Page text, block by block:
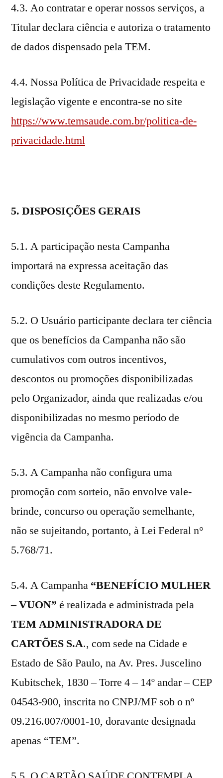
4.3. Ao contratar e operar nossos serviços, a
Titular declara ciência e autoriza o tratamento
de dados dispensado pela TEM.
4.4. Nossa Política de Privacidade respeita e
legislação vigente e encontra-se no site
https://www.temsaude.com.br/politica-de-
privacidade.html
5. DISPOSIÇÕES GERAIS
5.1. A participação nesta Campanha
importará na expressa aceitação das
condições deste Regulamento.
5.2. O Usuário participante declara ter ciência
que os benefícios da Campanha não são
cumulativos com outros incentivos,
descontos ou promoções disponibilizadas
pelo Organizador, ainda que realizadas e/ou
disponibilizadas no mesmo período de
vigência da Campanha.
5.3. A Campanha não configura uma
promoção com sorteio, não envolve vale-
brinde, concurso ou operação semelhante,
não se sujeitando, portanto, à Lei Federal n°
5.768/71.
5.4. A Campanha “BENEFÍCIO MULHER
– VUON” é realizada e administrada pela
TEM ADMINISTRADORA DE
CARTÕES S.A., com sede na Cidade e
Estado de São Paulo, na Av. Pres. Juscelino
Kubitschek, 1830 – Torre 4 – 14º andar – CEP
04543-900, inscrita no CNPJ/MF sob o nº
09.216.007/0001-10, doravante designada
apenas “TEM”.